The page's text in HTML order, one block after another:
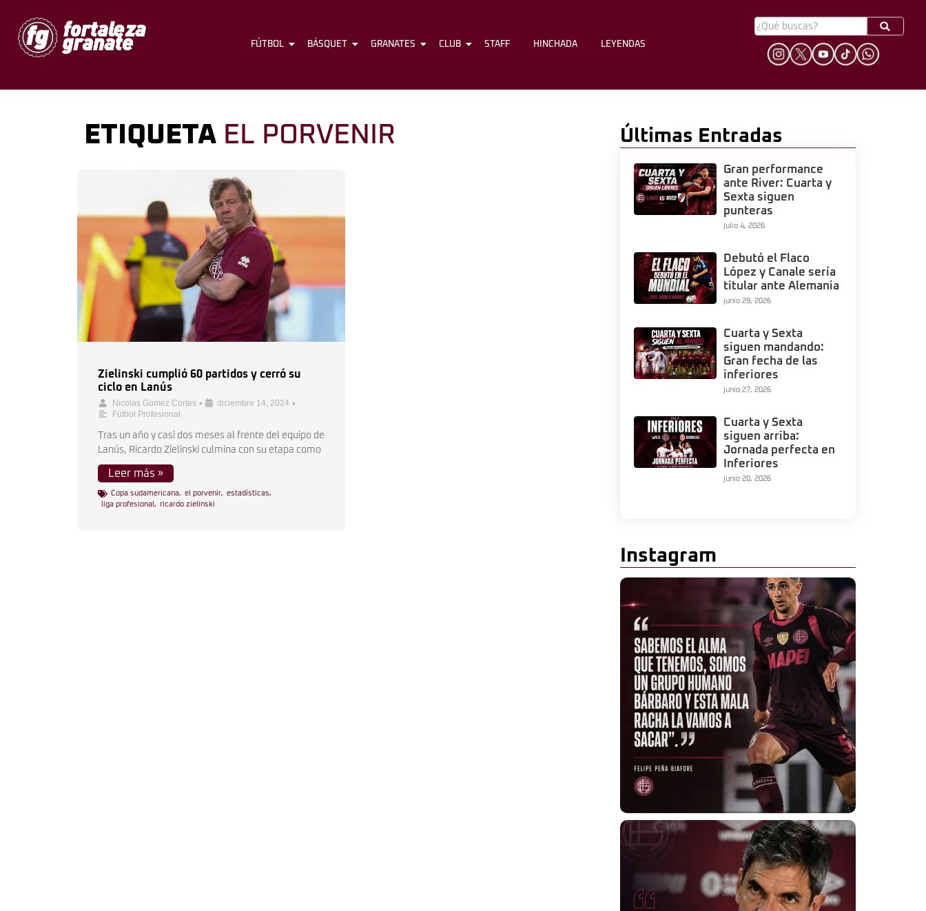
FÚTBOL BÁSQUET GRANATES CLUB STAFF HINCHADA
FÚTBOL BÁSQUET GRANATES CLUB STAFF HINCHADA LEYENDAS
ETIQUETA EL PORVENIR
Zielinski cumplió 60 partidos y cerró su
ciclo en Lanús
Nicolas Gomez Cortes • diciembre 14, 2024 •
Fútbol Profesional
Tras un año y casi dos meses al frente del equipo de
Lanús, Ricardo Zielinski culmina con su etapa como
Leer más »
Copa sudamericana, el porvenir, estadísticas,
liga profesional , ricardo zielinski
Últimas Entradas
Gran performance
ante River: Cuarta y
Sexta siguen
punteras
julio 4, 2026
Debutó el Flaco
López y Canale sería
titular ante Alemania
junio 29, 2026
Cuarta y Sexta
siguen mandando:
Gran fecha de las
inferiores
junio 27, 2026
Cuarta y Sexta
siguen arriba:
Jornada perfecta en
Inferiores
junio 20, 2026
Instagram